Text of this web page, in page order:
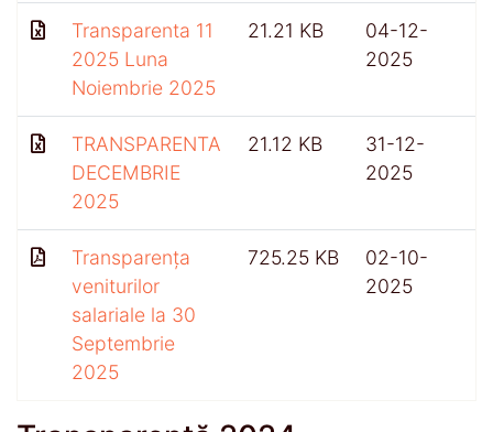
Transparenta 11
2025 Luna
Noiembrie 2025
21.21 KB
04-12-
2025
TRANSPARENTA
DECEMBRIE
2025
21.12 KB
31-12-
2025
Transparența
veniturilor
salariale la 30
Septembrie
2025
725.25 KB
02-10-
2025